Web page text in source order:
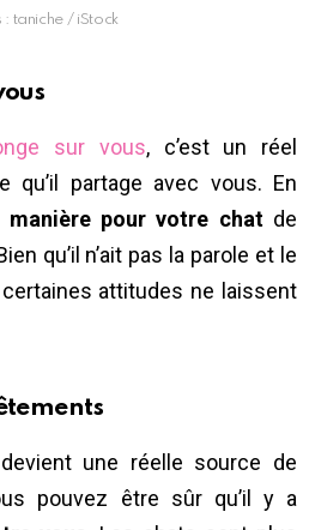
: taniche / iStock
sur vous, c’est un réel
qu’il partage avec vous. En
manière pour votre chatde
qu’il n’ait pas la parole et le
certaines attitudes ne laissent
une réelle source de
pouvez être sûr qu’il y a